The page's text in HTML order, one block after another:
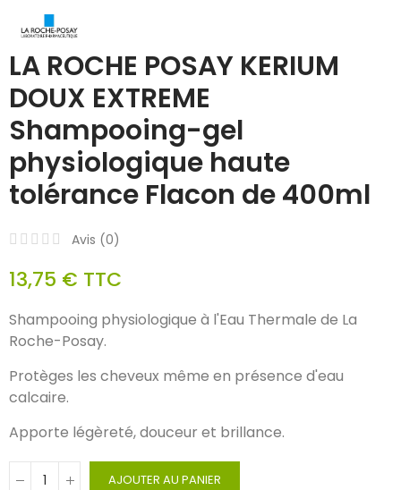
LA ROCHE POSAY KERIUM
DOUX EXTREME
Shampooing-gel
physiologique haute
tolérance Flacon de 400ml
Avis (0)
13,75 € TTC
Shampooing physiologique à l'Eau Thermale de La
Roche-Posay.
Protèges les cheveux même en présence d'eau
calcaire.
Apporte légèreté, douceur et brillance.
AJOUTER AU PANIER